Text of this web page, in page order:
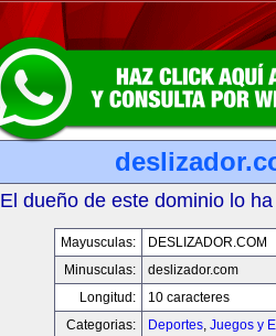
El dueño de este dominio lo
Mayusculas:
DESLIZADOR.COM
Minusculas:
deslizador.com
Longitud:
10 caracteres
Categorias:
Deportes, Juegos y